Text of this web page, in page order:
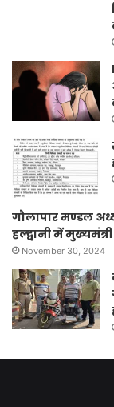
गौलापार मण्डल
हल्द्वानी में
November 30, 2024